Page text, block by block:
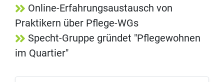
Online-Erfahrungsaustausch von
Praktikern über Pflege-WGs
Specht-Gruppe gründet "Pflegewohnen
im Quartier"